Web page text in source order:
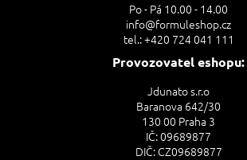
Po - Pá 10.00 - 14.00
info@formuleshop.cz
tel.: +420 724 041 111
Provozovatel eshopu:
Jdunato s.r.o
Baranova 642/30
130 00 Praha 3
IČ: 09689877
DIČ: CZ09689877